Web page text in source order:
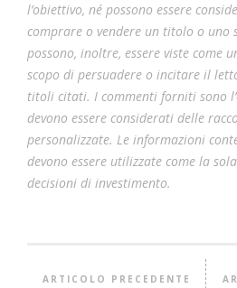
l’obiettivo, né possono essere
comprare o vendere un titolo o
possono, inoltre, essere viste come
scopo di persuadere o incitare il
titoli citati. I commenti forniti sono
devono essere considerati delle
personalizzate. Le informazioni
devono essere utilizzate come la
decisioni di investimento.
ARTICOLO PRECEDENTE